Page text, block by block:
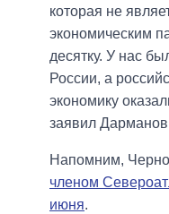
которая не
экономическим
десятку. У нас
России, а
экономику
заявил
Напомним,
членом
июня.